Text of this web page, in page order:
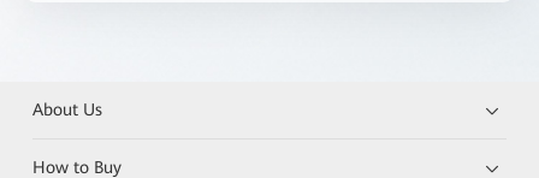
About Us
How to Buy